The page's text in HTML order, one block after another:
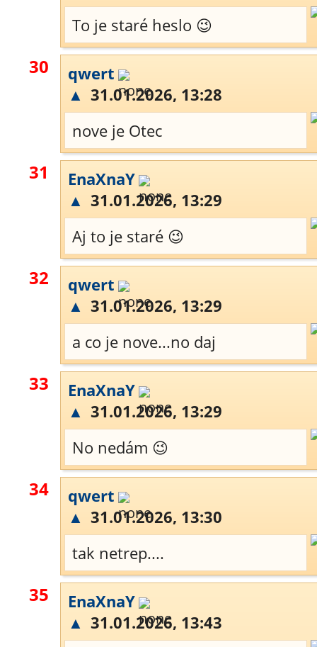
To je staré heslo 😉
30
qwert
▲ 31.01.2026, 13:28
nove je Otec
31
EnaXnaY
▲ 31.01.2026, 13:29
Aj to je staré 😉
32
qwert
▲ 31.01.2026, 13:29
a co je nove...no daj
33
EnaXnaY
▲ 31.01.2026, 13:29
No nedám 😉
34
qwert
▲ 31.01.2026, 13:30
tak netrep....
35
EnaXnaY
▲ 31.01.2026, 13:43